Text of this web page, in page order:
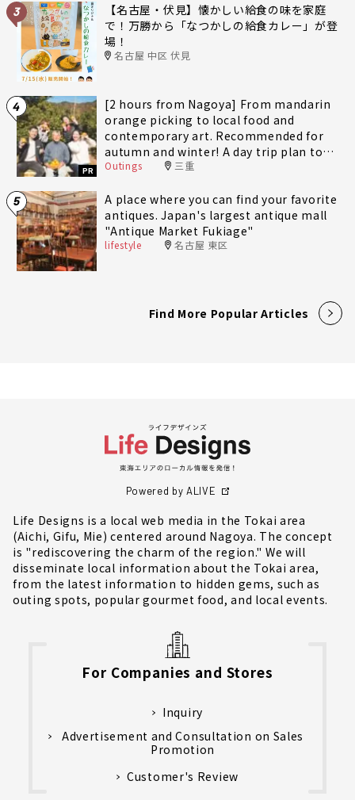
3
【名古屋・伏見】懐かしい給食の味を家庭
で！万勝から「なつかしの給食カレー」が登
場！
名古屋 中区 伏見
4
PR
[2 hours from Nagoya] From mandarin
orange picking to local food and
contemporary art. Recommended for
autumn and winter! A day trip plan to
fully enjoy Minami-Ise Town
Outings 三重
5
A place where you can find your favorite
antiques. Japan's largest antique mall
"Antique Market Fukiage"
lifestyle 名古屋 東区
Find More Popular Articles
Powered by ALIVE
Life Designs is a local web media in the Tokai area
(Aichi, Gifu, Mie) centered around Nagoya. The concept
is "rediscovering the charm of the region." We will
disseminate local information about the Tokai area,
from the latest information to hidden gems, such as
outing spots, popular gourmet food, and local events.
For Companies and Stores
Inquiry
Advertisement and Consultation on Sales
Promotion
Customer's Review